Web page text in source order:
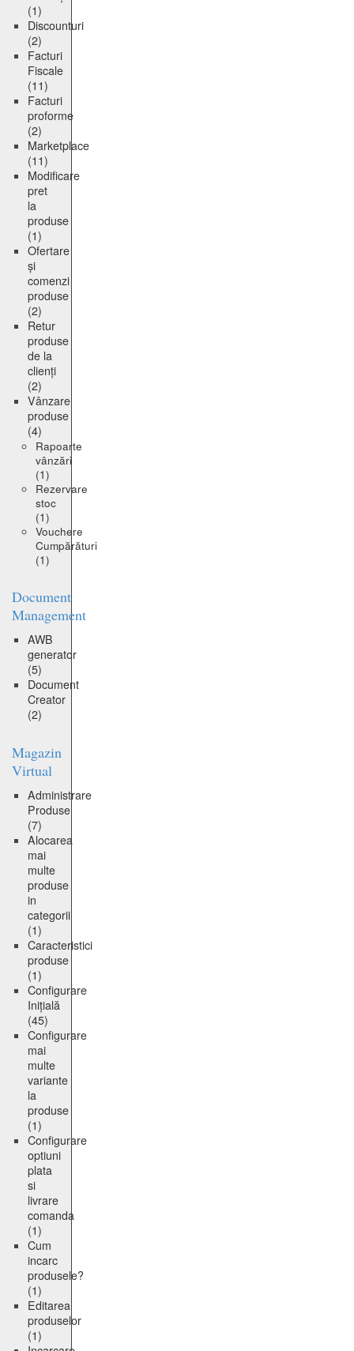
(1)
Discounturi
(2)
Facturi
Fiscale
(11)
Facturi
proforme
(2)
Marketplace
(11)
Modificare
pret
la
produse
(1)
Ofertare
și
comenzi
produse
(2)
Retur
produse
de la
clienți
(2)
Vânzare
produse
(4)
Rapoarte
vânzări
(1)
Rezervare
stoc
(1)
Vouchere
Cumpărături
(1)
Document
Management
AWB
generator
(5)
Document
Creator
(2)
Magazin
Virtual
Administrare
Produse
(7)
Alocarea
mai
multe
produse
in
categorii
(1)
Caracteristici
produse
(1)
Configurare
Inițială
(45)
Configurare
mai
multe
variante
la
produse
(1)
Configurare
optiuni
plata
si
livrare
comanda
(1)
Cum
incarc
produsele?
(1)
Editarea
produselor
(1)